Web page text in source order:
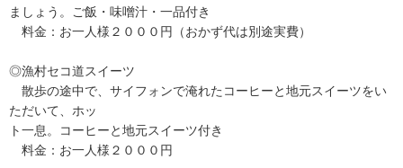
ましょう。ご飯・味噌汁・一品付き
料金：お一人様２０００円（おかず代は別途実費）
◎漁村セコ道スイーツ
散歩の途中で、サイフォンで淹れたコーヒーと地元スイーツをい
ただいて、ホッ
ト一息。コーヒーと地元スイーツ付き
料金：お一人様２０００円